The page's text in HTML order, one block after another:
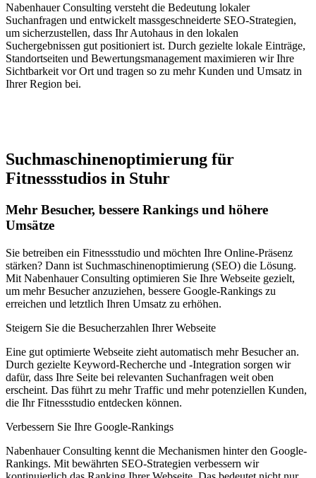
Nabenhauer Consulting versteht die Bedeutung lokaler
Suchanfragen und entwickelt massgeschneiderte SEO-Strategien,
um sicherzustellen, dass Ihr Autohaus in den lokalen
Suchergebnissen gut positioniert ist. Durch gezielte lokale Einträge,
Standortseiten und Bewertungsmanagement maximieren wir Ihre
Sichtbarkeit vor Ort und tragen so zu mehr Kunden und Umsatz in
Ihrer Region bei.
Suchmaschinenoptimierung für
Fitnessstudios in Stuhr
Mehr Besucher, bessere Rankings und höhere
Umsätze
Sie betreiben ein Fitnessstudio und möchten Ihre Online-Präsenz
stärken? Dann ist Suchmaschinenoptimierung (SEO) die Lösung.
Mit Nabenhauer Consulting optimieren Sie Ihre Webseite gezielt,
um mehr Besucher anzuziehen, bessere Google-Rankings zu
erreichen und letztlich Ihren Umsatz zu erhöhen.
Steigern Sie die Besucherzahlen Ihrer Webseite
Eine gut optimierte Webseite zieht automatisch mehr Besucher an.
Durch gezielte Keyword-Recherche und -Integration sorgen wir
dafür, dass Ihre Seite bei relevanten Suchanfragen weit oben
erscheint. Das führt zu mehr Traffic und mehr potenziellen Kunden,
die Ihr Fitnessstudio entdecken können.
Verbessern Sie Ihre Google-Rankings
Nabenhauer Consulting kennt die Mechanismen hinter den Google-
Rankings. Mit bewährten SEO-Strategien verbessern wir